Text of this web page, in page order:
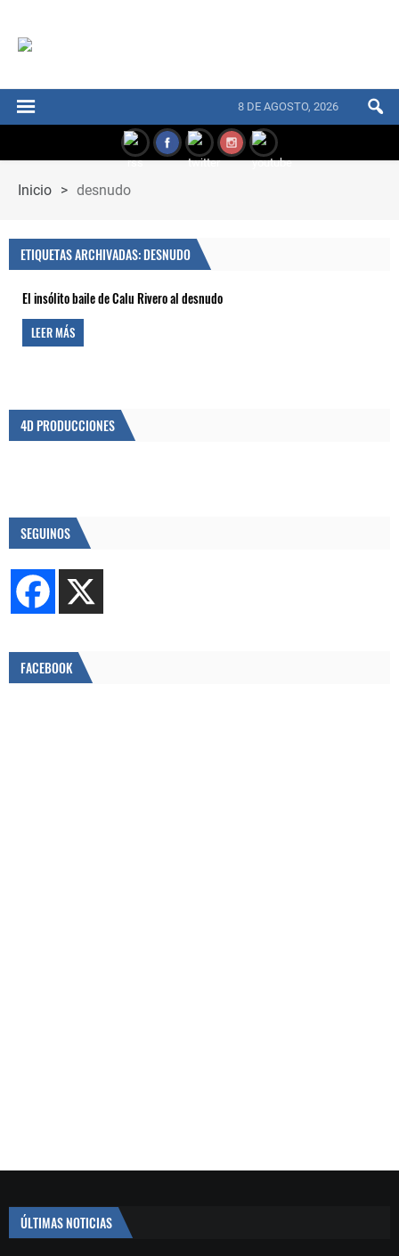
8 DE AGOSTO, 2026
Inicio > desnudo
ETIQUETAS ARCHIVADAS: DESNUDO
El insólito baile de Calu Rivero al desnudo
LEER MÁS
4D PRODUCCIONES
SEGUINOS
FACEBOOK
ÚLTIMAS NOTICIAS